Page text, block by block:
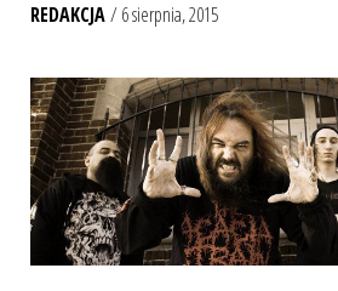
REDAKCJA/ 6 sierpnia, 2015